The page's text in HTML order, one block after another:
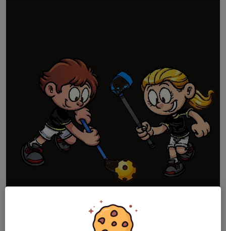
I höst startar vi upp vår nya Innebandyskola och vi ser fram